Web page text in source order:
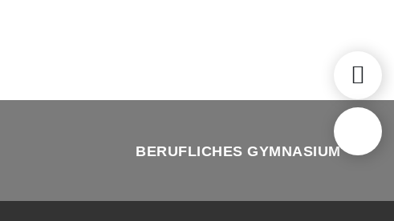
BERUFLICHES GYMNASIUM